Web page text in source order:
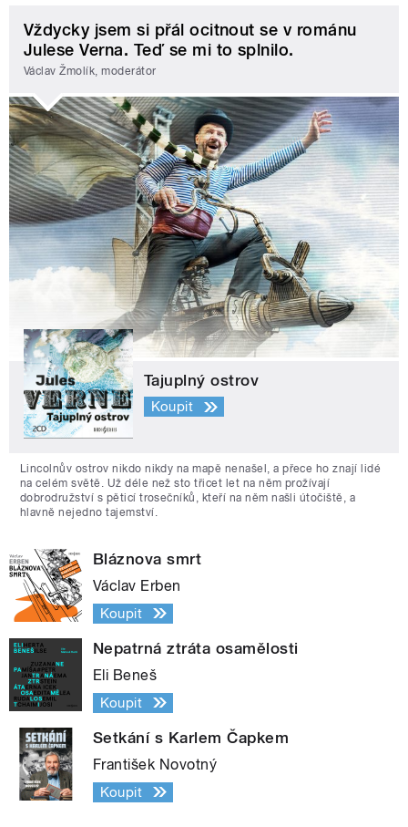
Vždycky jsem si přál ocitnout se v románu
Julese Verna. Teď se mi to splnilo.
Václav Žmolík, moderátor
Tajuplný ostrov
Koupit
Lincolnův ostrov nikdo nikdy na mapě nenašel, a přece ho znají lidé
na celém světě. Už déle než sto třicet let na něm prožívají
dobrodružství s pěticí trosečníků, kteří na něm našli útočiště, a
hlavně nejedno tajemství.
Bláznova smrt
Václav Erben
Koupit
Nepatrná ztráta osamělosti
Eli Beneš
Koupit
Setkání s Karlem Čapkem
František Novotný
Koupit